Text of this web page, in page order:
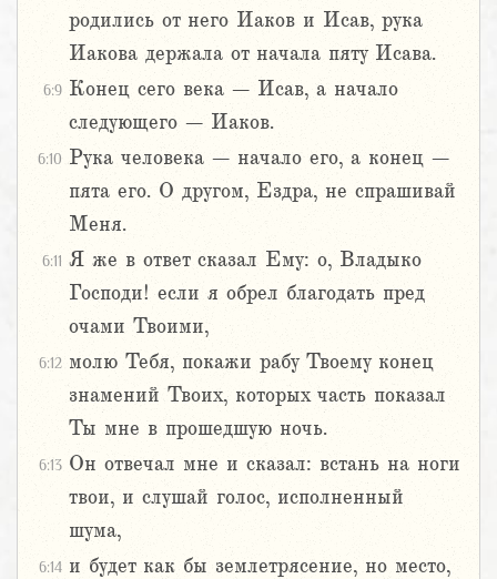
родились от него Иаков и Исав, рука
Иакова держала от начала пяту Исава.
6:9 Конец сего века – Исав, а начало
следующего – Иаков.
6:10 Рука человека – начало его, а конец –
пята его. О другом, Ездра, не спрашивай
Меня.
6:11 Я же в ответ сказал Ему: о, Владыко
Господи! если я обрел благодать пред
очами Твоими,
6:12 молю Тебя, покажи рабу Твоему конец
знамений Твоих, которых часть показал
Ты мне в прошедшую ночь.
6:13 Он отвечал мне и сказал: встань на ноги
твои, и слушай голос, исполненный
шума,
6:14 и будет как бы землетрясение, но место,